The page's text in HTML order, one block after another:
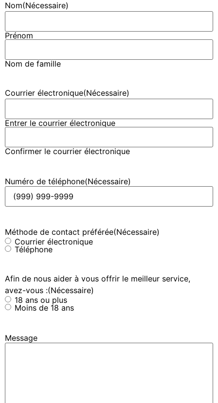
Nom(Nécessaire)
Prénom
Nom de famille
Courrier électronique(Nécessaire)
Entrer le courrier électronique
Confirmer le courrier électronique
Numéro de téléphone(Nécessaire)
Méthode de contact préférée(Nécessaire)
Courrier électronique
Téléphone
Afin de nous aider à vous offrir le meilleur service,
avez-vous :(Nécessaire)
18 ans ou plus
Moins de 18 ans
Message